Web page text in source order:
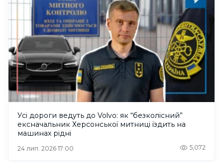
Усі дороги ведуть до Volvo: як “безколісний”
ексначальник Херсонської митниці їздить на
машинах рідні
24 лип. 2026 17:00 5,072